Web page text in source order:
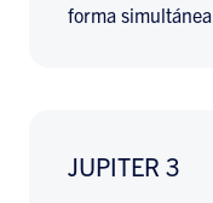
forma simultánea.
JUPITER 3